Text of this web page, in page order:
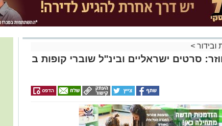
ובידור >
סרטים ישראליים ובינ"ל שוברי קופות ב